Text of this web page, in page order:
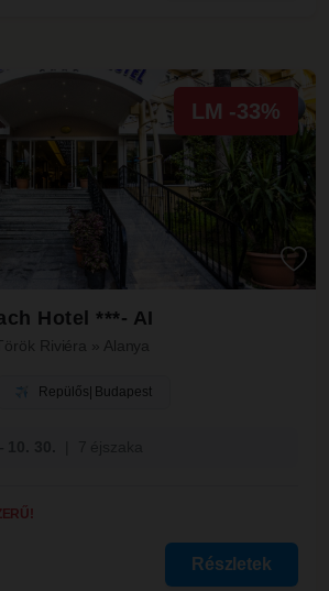
LM -33%
Hotel ***- AI
Riviéra » Alanya
Repülős | Budapest
Részletek